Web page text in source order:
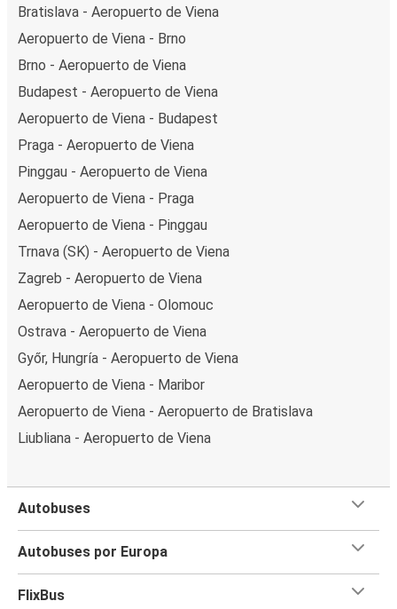
Bratislava - Aeropuerto de Viena
Aeropuerto de Viena - Brno
Brno - Aeropuerto de Viena
Budapest - Aeropuerto de Viena
Aeropuerto de Viena - Budapest
Praga - Aeropuerto de Viena
Pinggau - Aeropuerto de Viena
Aeropuerto de Viena - Praga
Aeropuerto de Viena - Pinggau
Trnava (SK) - Aeropuerto de Viena
Zagreb - Aeropuerto de Viena
Aeropuerto de Viena - Olomouc
Ostrava - Aeropuerto de Viena
Győr, Hungría - Aeropuerto de Viena
Aeropuerto de Viena - Maribor
Aeropuerto de Viena - Aeropuerto de Bratislava
Liubliana - Aeropuerto de Viena
Autobuses
Autobuses por Europa
FlixBus